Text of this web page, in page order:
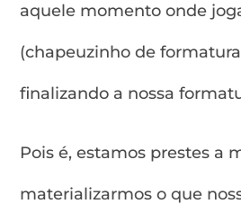
aquele momento onde
(chapeuzinho de
finalizando a nossa
Pois é, estamos prestes a
materializarmos o que